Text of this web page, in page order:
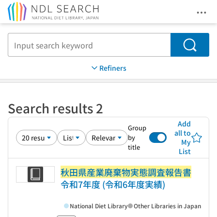
Search
Refiners
Search results 2
Group
by
title
Add
all to
My
List
秋田県産業廃棄物実態調査報告書
令和7年度 (令和6年度実績)
National Diet Library Other Libraries in Japan